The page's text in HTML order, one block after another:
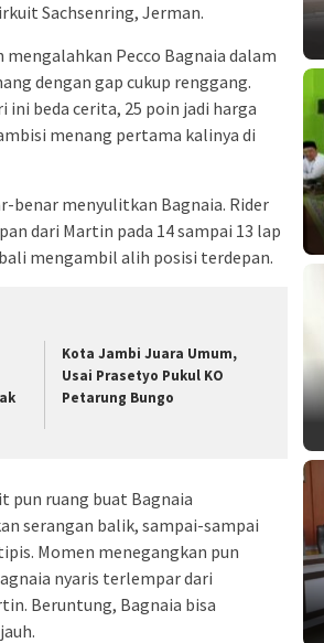
Sachsenring, Jerman.
Pecco Bagnaia dalam
dengan gap cukup renggang.
beda cerita, 25 poin jadi harga
menang pertama kalinya di
benar menyulitkan Bagnaia. Rider
dari Martin pada 14 sampai 13 lap
mengambil alih posisi terdepan.
Kota Jambi Juara Umum,
Usai Prasetyo Pukul KO
Petarung Bungo
pun ruang buat Bagnaia
serangan balik, sampai-sampai
Momen menegangkan pun
nyaris terlempar dari
Beruntung, Bagnaia bisa